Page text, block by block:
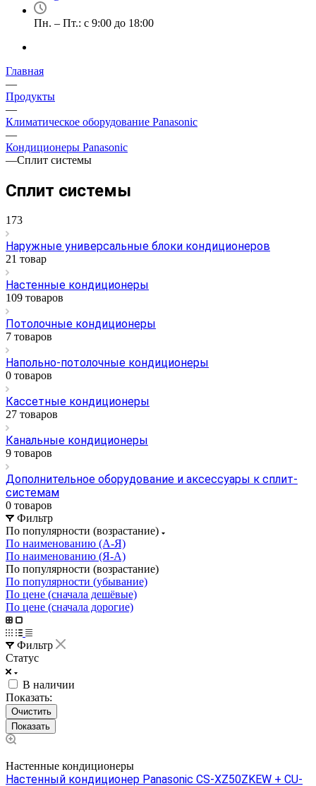
Пн. – Пт.: с 9:00 до 18:00
Главная
—
Продукты
—
Климатическое оборудование Panasonic
—
Кондиционеры Panasonic
—Сплит системы
Сплит системы
173
Наружные универсальные блоки кондиционеров
21 товар
Настенные кондиционеры
109 товаров
Потолочные кондиционеры
7 товаров
Напольно-потолочные кондиционеры
0 товаров
Кассетные кондиционеры
27 товаров
Канальные кондиционеры
9 товаров
Дополнительное оборудование и аксессуары к сплит-
системам
0 товаров
Фильтр
По популярности (возрастание)
По наименованию (А-Я)
По наименованию (Я-А)
По популярности (возрастание)
По популярности (убывание)
По цене (сначала дешёвые)
По цене (сначала дорогие)
Фильтр
Статус
В наличии
Показать:
Очистить
Настенные кондиционеры
Настенный кондиционер Panasonic CS-XZ50ZKEW + CU-